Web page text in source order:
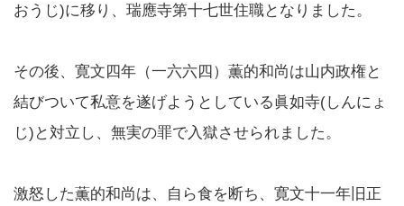
おうじ)に移り、瑞應寺第十七世住職となりました。
その後、寛文四年（一六六四）薫的和尚は山内政権と
結びついて私意を遂げようとしている眞如寺(しんにょ
じ)と対立し、無実の罪で入獄させられました。
激怒した薫的和尚は、自ら食を断ち、寛文十一年旧正